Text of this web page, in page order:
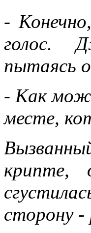
-
голос.
пытаясь
- Как
месте,
крипте,
сторону -